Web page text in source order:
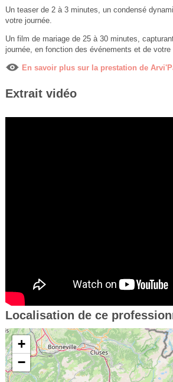
Un teaser de 2 à 3 minutes, un condensé
votre journée.
Un film de mariage de 25 à 30 minutes,
journée, en fonction des événements et de votre
En savoir plus sur la prestation de
Extrait vidéo
Localisation de ce
+
−